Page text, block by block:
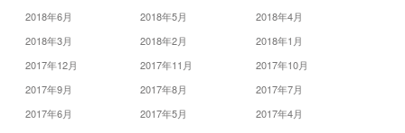
2018年6月
2018年5月
2018年4月
2018年3月
2018年2月
2018年1月
2017年12月
2017年11月
2017年10月
2017年9月
2017年8月
2017年7月
2017年6月
2017年5月
2017年4月